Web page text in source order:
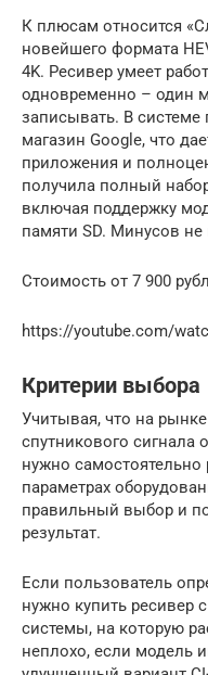
К плюсам относится
новейшего формата
4K. Ресивер умеет
одновременно – один
записывать. В
магазин Google, что
приложения и
получила полный
включая поддержку
памяти SD. Минусов
Стоимость от 7 900
https://youtube.com/
Критерии выбора
Учитывая, что на
спутникового сигнала
нужно
параметрах
правильный выбор и
результат.
Если пользователь
нужно купить ресивер
системы, на которую
неплохо, если модель